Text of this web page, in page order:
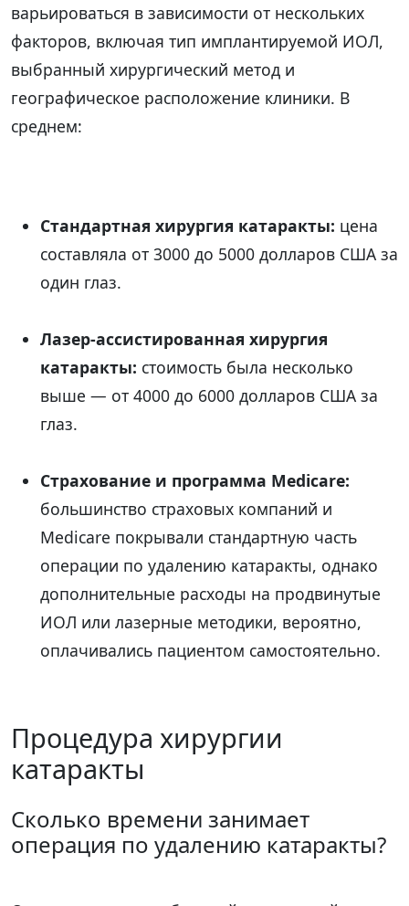
варьироваться в зависимости от нескольких
факторов, включая тип имплантируемой ИОЛ,
выбранный хирургический метод и
географическое расположение клиники. В
среднем:
Стандартная хирургия катаракты: цена
составляла от 3000 до 5000 долларов США за
один глаз.
Лазер-ассистированная хирургия
катаракты: стоимость была несколько
выше — от 4000 до 6000 долларов США за
глаз.
Страхование и программа Medicare:
большинство страховых компаний и
Medicare покрывали стандартную часть
операции по удалению катаракты, однако
дополнительные расходы на продвинутые
ИОЛ или лазерные методики, вероятно,
оплачивались пациентом самостоятельно.
Процедура хирургии
катаракты
Сколько времени занимает
операция по удалению катаракты?